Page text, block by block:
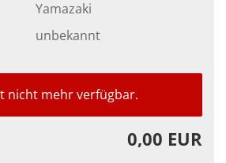
Yamazaki
unbekannt
nicht mehr verfügbar.
0,00 EUR